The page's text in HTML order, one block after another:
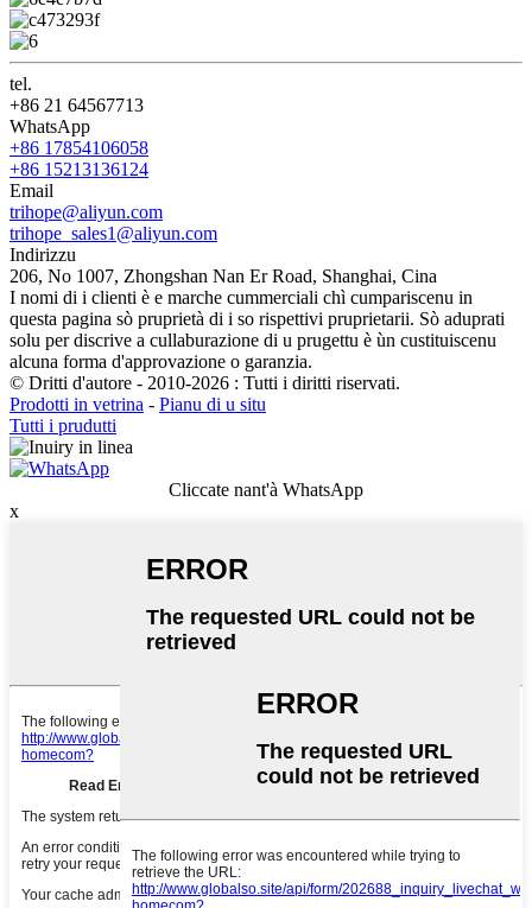
tel.
+86 21 64567713
WhatsApp
+86 17854106058
+86 15213136124
Email
trihope@aliyun.com
trihope_sales1@aliyun.com
Indirizzu
206, No 1007, Zhongshan Nan Er Road, Shanghai, Cina
I nomi di i clienti è e marche cummerciali chì cumpariscenu in
questa pagina sò pruprietà di i so rispettivi pruprietarii. Sò aduprati
solu per discrive a cullaburazione di u prugettu è ùn custituiscenu
alcuna forma d'approvazione o garanzia.
© Dritti d'autore - 2010-2026 : Tutti i diritti riservati.
Prodotti in vetrina - Pianu di u situ
Tutti i prudutti
Cliccate nant'à WhatsApp
x